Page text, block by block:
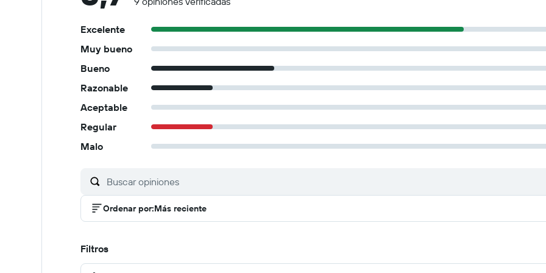
Excelente
Muy bueno
Bueno
Razonable
Aceptable
Regular
Malo
Ordenar por:Más reciente
Filtros